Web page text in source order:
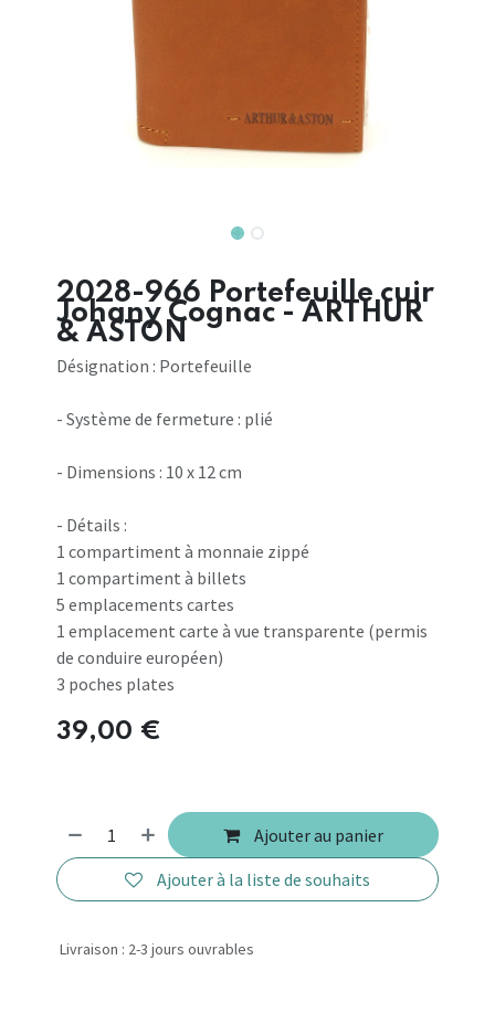
2028-966 Portefeuille cuir
Johany Cognac - ARTHUR
& ASTON
Désignation : Portefeuille
- Système de fermeture : plié
- Dimensions : 10 x 12 cm
- Détails :
1 compartiment à monnaie zippé
1 compartiment à billets
5 emplacements cartes
1 emplacement carte à vue transparente (permis
de conduire européen)
3 poches plates
39,00 €
Ajouter au panier
Ajouter à la liste de souhaits
Livraison : 2-3 jours ouvrables